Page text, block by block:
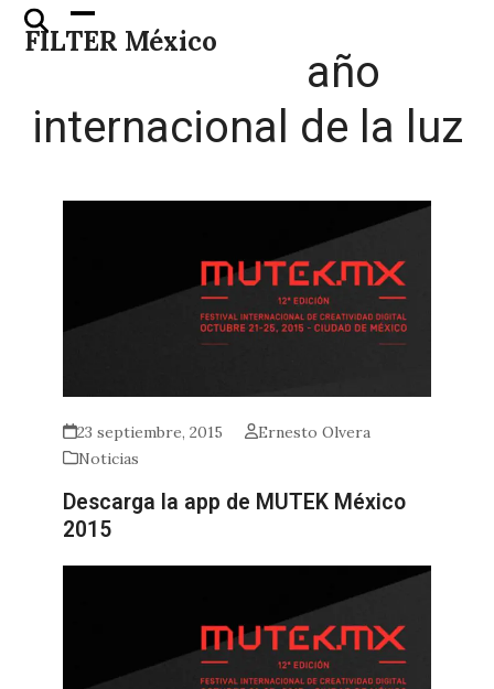
Skip
FILTER México
Open
mobile
Close
mobile
año
internacional de la luz
23 septiembre, 2015
Ernesto Olvera
Noticias
Descarga la app de MUTEK México
2015